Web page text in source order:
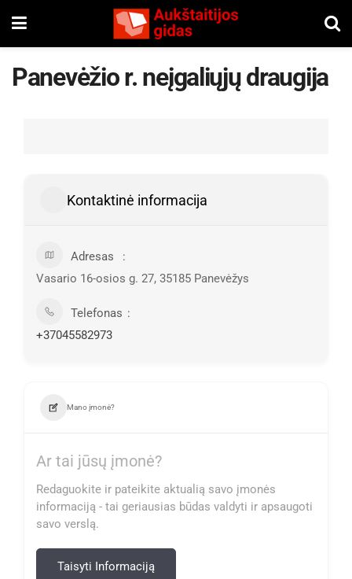
Panevėžio r. neįgaliųjų draugija
Kontaktinė informacija
Adresas
Vasario 16-osios g. 27, 35185 Panevėžys
Telefonas
+37045582973
Mano įmonė?
Ar tai jūsų įmonė?
Redaguokite ir pateikite aktualią savo įmonės
informaciją - tai geriausias būdas valdyti ir apsaugoti
savo verslą.
Taisyti Informaciją